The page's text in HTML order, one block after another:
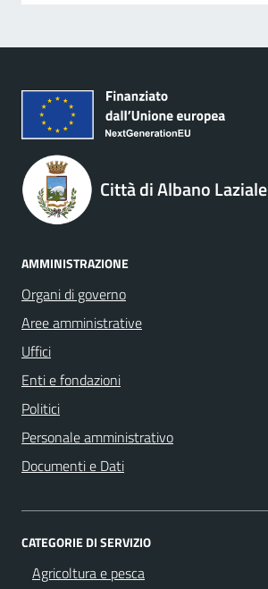
Città di Albano Laziale
AMMINISTRAZIONE
Organi di governo
Aree amministrative
Uffici
Enti e fondazioni
Politici
Personale amministrativo
Documenti e Dati
CATEGORIE DI SERVIZIO
Agricoltura e pesca